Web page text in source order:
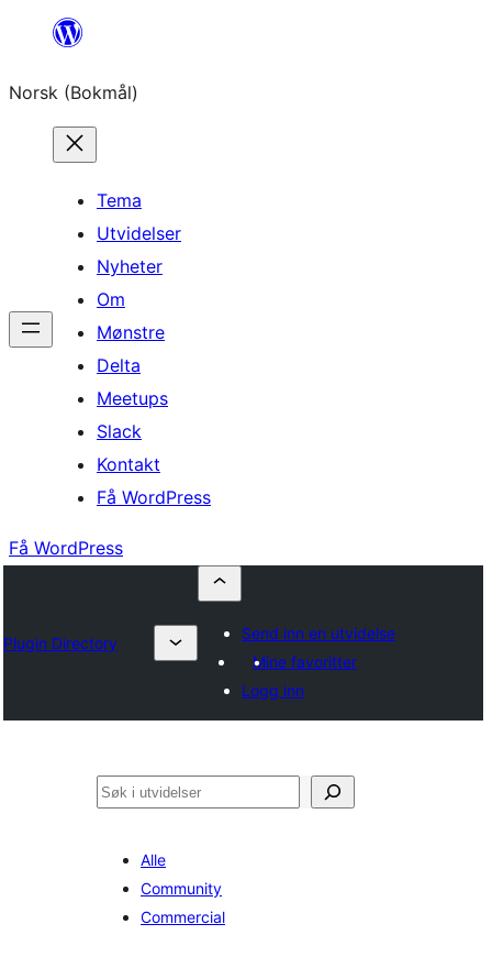
Hopp
innhold
Norsk (Bokmål)
Tema
Utvidelser
Nyheter
Om
Mønstre
Delta
Meetups
Slack
Kontakt
Få WordPress
Få WordPress
Plugin Directory
Send inn en utvidelse
Mine favoritter
Logg inn
Søk
Alle
Community
Commercial